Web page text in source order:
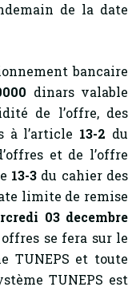
de la date
bancaire
dinars valable
de l’offre, des
à l’article 13-2 du
et de l’offre
13-3 du cahier des
limite de remise
03 decembre
offres se fera sur le
TUNEPS et toute
TUNEPS est